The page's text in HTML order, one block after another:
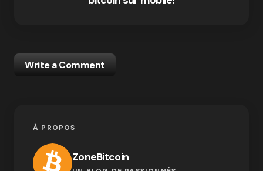
Write a Comment
À PROPOS
ZoneBitcoin